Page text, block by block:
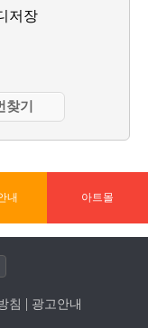
저장
내 아트몰
침 | 광고안내